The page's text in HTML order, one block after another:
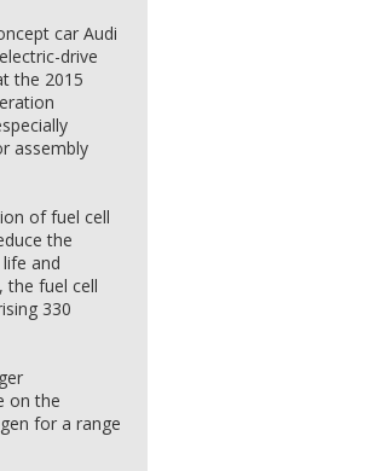
car Audi
drive
the 2015
assembly
of fuel cell
the
and
the fuel cell
330
on the
for a range